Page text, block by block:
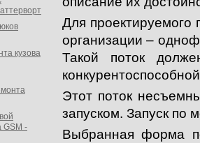
кузова
GSM -
Для проектируемого
организации –
Такой поток
Этот поток
запуском. Запуск по
Выбранная форма